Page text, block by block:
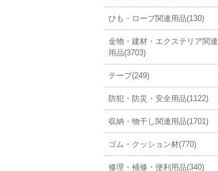
ひも・ロープ関連用品(130)
金物・建材・エクステリア関連
用品(3703)
テープ(249)
防犯・防災・安全用品(1122)
収納・物干し関連用品(1701)
ゴム・クッション材(770)
修理・補修・便利用品(340)